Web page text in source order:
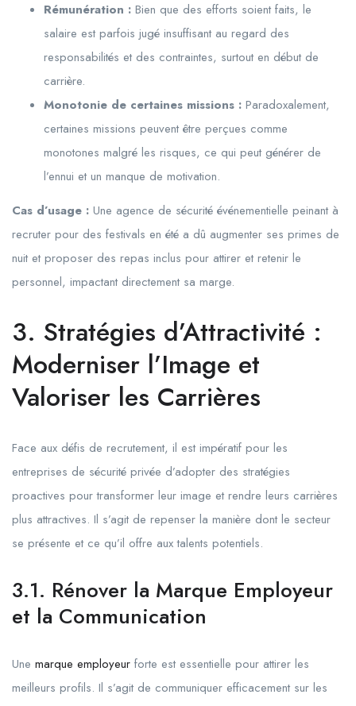
Rémunération : Bien que des efforts soient faits, le
salaire est parfois jugé insuffisant au regard des
responsabilités et des contraintes, surtout en début de
carrière.
Monotonie de certaines missions : Paradoxalement,
certaines missions peuvent être perçues comme
monotones malgré les risques, ce qui peut générer de
l’ennui et un manque de motivation.
Cas d’usage : Une agence de sécurité événementielle peinant à
recruter pour des festivals en été a dû augmenter ses primes de
nuit et proposer des repas inclus pour attirer et retenir le
personnel, impactant directement sa marge.
3. Stratégies d’Attractivité :
Moderniser l’Image et
Valoriser les Carrières
Face aux défis de recrutement, il est impératif pour les
entreprises de sécurité privée d’adopter des stratégies
proactives pour transformer leur image et rendre leurs carrières
plus attractives. Il s’agit de repenser la manière dont le secteur
se présente et ce qu’il offre aux talents potentiels.
3.1. Rénover la Marque Employeur
et la Communication
Une marque employeur forte est essentielle pour attirer les
meilleurs profils. Il s’agit de communiquer efficacement sur les